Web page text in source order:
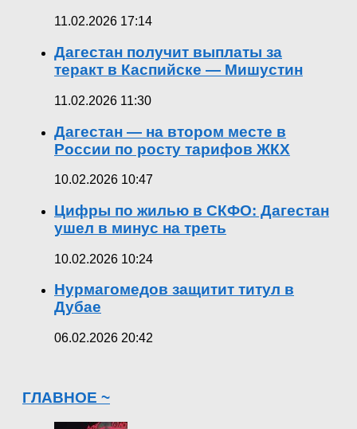
11.02.2026 17:14
Дагестан получит выплаты за
теракт в Каспийске — Мишустин
11.02.2026 11:30
Дагестан — на втором месте в
России по росту тарифов ЖКХ
10.02.2026 10:47
Цифры по жилью в СКФО: Дагестан
ушел в минус на треть
10.02.2026 10:24
Нурмагомедов защитит титул в
Дубае
06.02.2026 20:42
ГЛАВНОЕ ~